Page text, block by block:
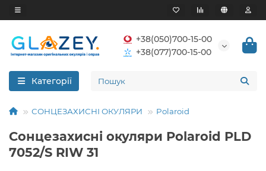
+38(050)700-15-00
+38(077)700-15-00
Категорії
СОНЦЕЗАХИСНІ ОКУЛЯРИ Polaroid
Сонцезахисні окуляри Polaroid PLD
7052/S RIW 31